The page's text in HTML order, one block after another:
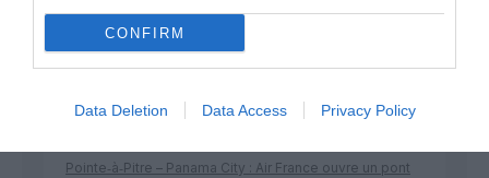
CONFIRM
Data Deletion Data Access Privacy Policy
Manfoua commenté l'article :
Pyramides, croisières et mer Rouge : l’Égypte mise sur
Pointe‑à‑Pitre – Panama City : Air France ouvre un pont